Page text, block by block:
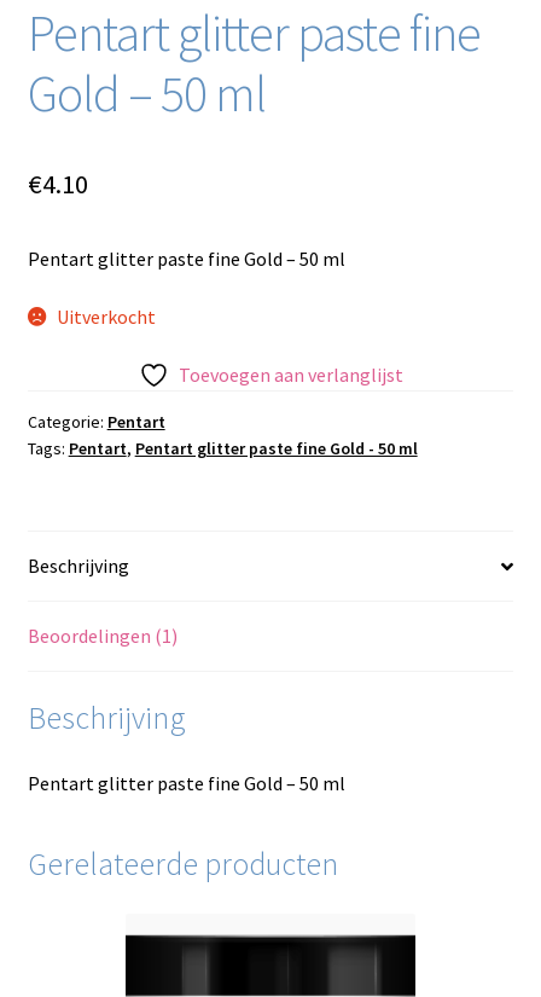
Pentart glitter paste fine
Gold – 50 ml
€4.10
Pentart glitter paste fine Gold – 50 ml
Uitverkocht
Toevoegen aan verlanglijst
Categorie: Pentart
Tags: Pentart, Pentart glitter paste fine Gold - 50 ml
Beschrijving
Beoordelingen (1)
Beschrijving
Pentart glitter paste fine Gold – 50 ml
Gerelateerde producten